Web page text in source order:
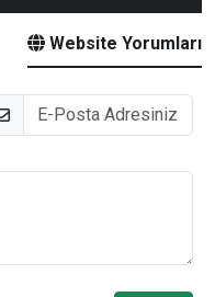
Website Yorumları